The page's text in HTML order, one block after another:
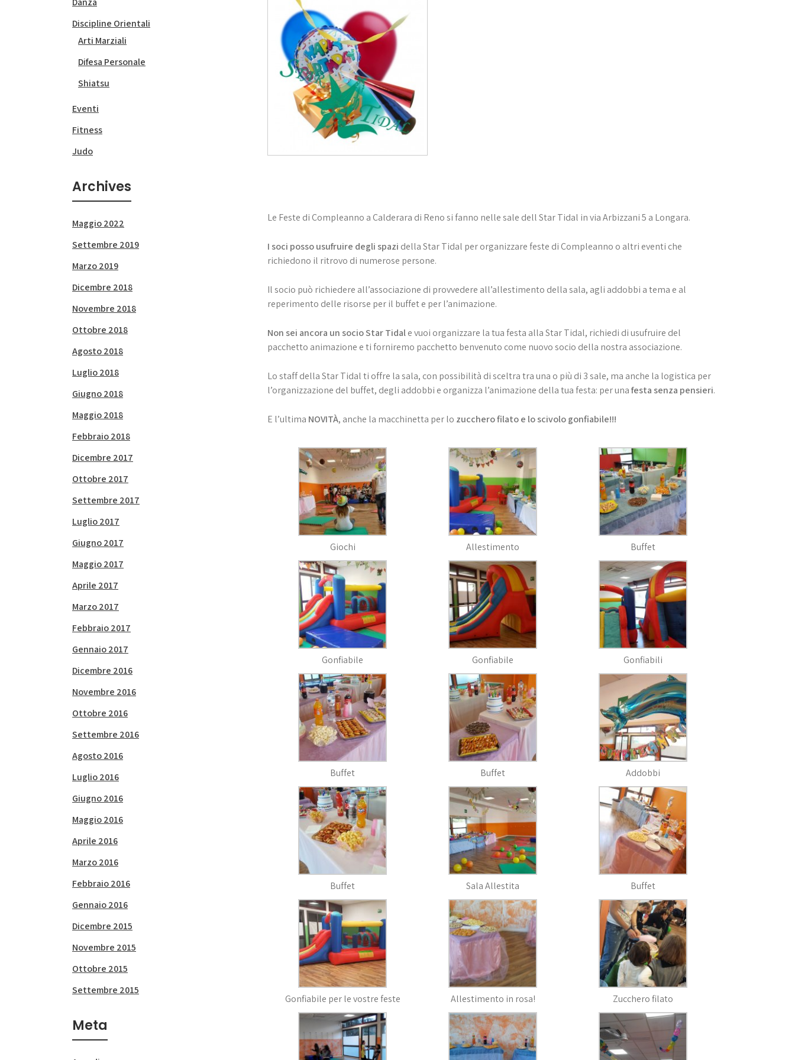
Le Feste di Compleanno a Calderara di Reno si fanno nelle sale dell Star Tidal in via Arbizzani 5 a Longara.
I soci posso usufruire degli spazi della Star Tidal per organizzare feste di Compleanno o altri eventi che
richiedono il ritrovo di numerose persone.
Il socio può richiedere all’associazione di provvedere all’allestimento della sala, agli addobbi a tema e al
reperimento delle risorse per il buffet e per l’animazione.
Non sei ancora un socio Star Tidale vuoi organizzare la tua festa alla Star Tidal, richiedi di usufruire del
pacchetto animazione e ti forniremo pacchetto benvenuto come nuovo socio della nostra associazione.
Lo staff della Star Tidal ti offre la sala, con possibilità di sceltra tra una o più di 3 sale, ma anche la logistica per
l’organizzazione del buffet, degli addobbi e organizza l’animazione della tua festa: per unafesta senza pensieri.
E l’ultima NOVITÀ, anche la macchinetta per lo zucchero filato e lo scivolo gonfiabile!!!
Giochi Allestimento Buffet
Gonfiabile Gonfiabile Gonfiabili
Buffet Buffet Addobbi
Buffet Sala Allestita Buffet
Gonfiabile per le vostre feste Allestimento in rosa! Zucchero filato
Discipline Orientali
Arti Marziali
Difesa Personale
Shiatsu
Eventi
Fitness
Judo
Archives
Maggio 2022
Settembre 2019
Marzo 2019
Dicembre 2018
Novembre 2018
Ottobre 2018
Agosto 2018
Luglio 2018
Giugno 2018
Maggio 2018
Febbraio 2018
Dicembre 2017
Ottobre 2017
Settembre 2017
Luglio 2017
Giugno 2017
Maggio 2017
Aprile 2017
Marzo 2017
Febbraio 2017
Gennaio 2017
Dicembre 2016
Novembre 2016
Ottobre 2016
Settembre 2016
Agosto 2016
Luglio 2016
Giugno 2016
Maggio 2016
Aprile 2016
Marzo 2016
Febbraio 2016
Gennaio 2016
Dicembre 2015
Novembre 2015
Ottobre 2015
Settembre 2015
Meta